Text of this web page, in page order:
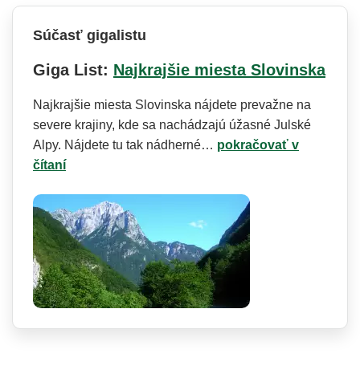
Súčasť gigalistu
Giga List: Najkrajšie miesta Slovinska
Najkrajšie miesta Slovinska nájdete prevažne na
severe krajiny, kde sa nachádzajú úžasné Julské
Alpy. Nájdete tu tak nádherné… pokračovať v
čítaní